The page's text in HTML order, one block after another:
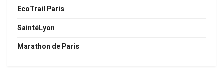
EcoTrail Paris
SaintéLyon
Marathon de Paris